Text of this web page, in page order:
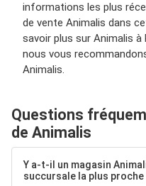
informations les plus
de vente Animalis dans
savoir plus sur Animalis à
nous vous
Animalis.
Questions
de Animalis
Y a-t-il un magasin
succursale la plus proche